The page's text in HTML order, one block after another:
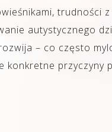
trudności
autystycznego
– co często
konkretne przyczyny